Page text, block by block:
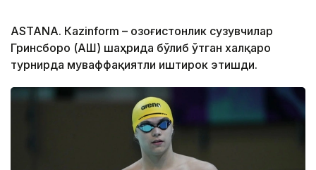
ASTANА. Кazinform – Қозоғистонлик сузувчилар
Гринсборо (АҚШ) шаҳрида бўлиб ўтган халқаро
турнирда муваффақиятли иштирок этишди.